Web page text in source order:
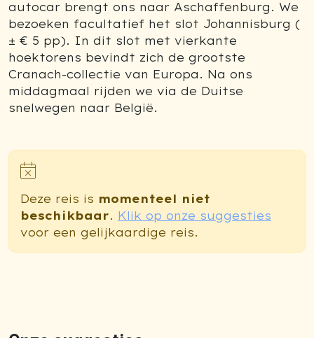
autocar brengt ons naar Aschaffenburg. We
bezoeken facultatief het slot Johannisburg (
± € 5 pp). In dit slot met vierkante
hoektorens bevindt zich de grootste
Cranach-collectie van Europa. Na ons
middagmaal rijden we via de Duitse
snelwegen naar België.
Deze reis is momenteel niet
beschikbaar. Klik op onze suggesties
voor een gelijkaardige reis.